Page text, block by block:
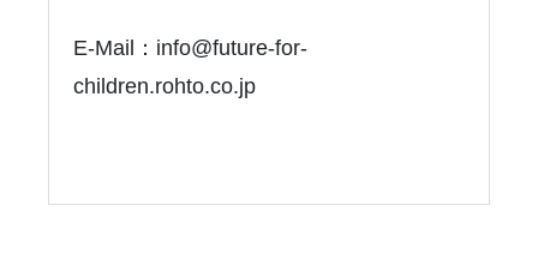
E-Mail：info@future-for-
children.rohto.co.jp